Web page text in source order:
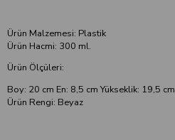
Ürün Malzemesi: Plastik
Ürün Hacmi: 300 ml.
Ürün Ölçüleri:
Boy: 20 cm En: 8,5 cm Yükseklik: 19,5 cm
Ürün Rengi: Beyaz